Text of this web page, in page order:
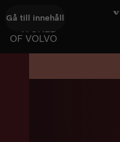
Gå till innehåll
WORLD
OF VOLVO
GÅ TILL STARTSIDAN